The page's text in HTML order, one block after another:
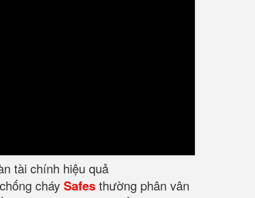
tài chính hiệu quả
cháy Safes thường phân vân